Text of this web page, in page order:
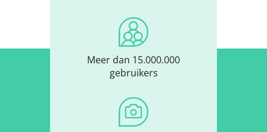
Meer dan 15.000.000
gebruikers